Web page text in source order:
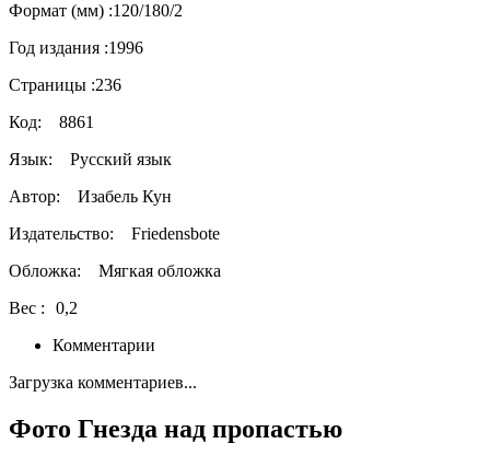
Формат (мм) :120/180/2
Год издания :1996
Страницы :236
Код: 8861
Язык: Русский язык
Автор:
Изабель Кун
Издательство:
Friedensbote
Обложка: Мягкая обложка
Вес :
0,2
Комментарии
Загрузка комментариев...
Фото Гнезда над пропастью